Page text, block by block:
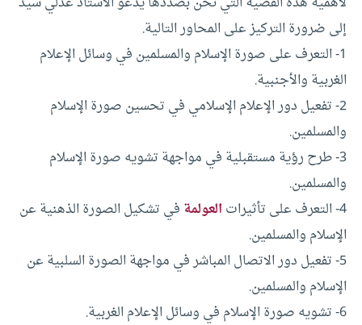
إلى ضرورة الترکيز على المحاور التالية.
1- التعرف على صورة الإسلام والمسلمين في وسائل الإعلام
الغربية والأجنبية.
2- تفعيل دور الإعلام الإسلامي في تحسين صورة الإسلام
والمسلمين.
3- طرح رؤية مستقبلية في مواجهة تشويه صورة الإسلام
والمسلمين.
4- التعرف على تأثيرات
العولمة في تشکيل الصورة الذهنية عن
الإسلام والمسلمين.
5- تفعيل دور الاتصال المباشر في مواجهة الصورة السلبية عن
الإسلام والمسلمين.
6- تشويه صورة الإسلام في وسائل الإعلام الغربية.